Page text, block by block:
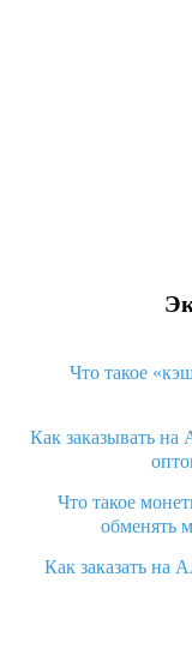
Что такое
Как заказывать на
Что такое
обменять
Как заказать на
Что значит